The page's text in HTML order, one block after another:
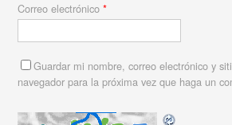
Correo electrónico*
Guardar mi nombre, correo electrónico y
navegador para la próxima vez que haga un